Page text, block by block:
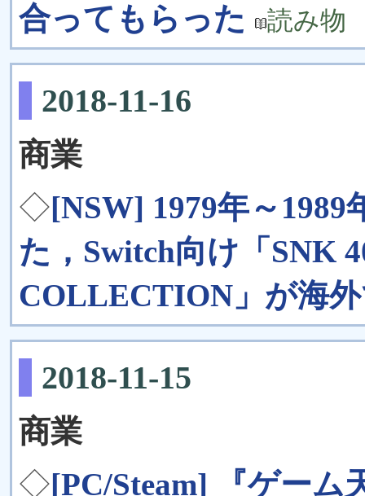
合ってもらった
読み物
2018-11-16
商業
◇[NSW] 1979年～
た，Switch向け「SNK
COLLECTION」が海
2018-11-15
商業
◇[PC/Steam] 『ゲーム